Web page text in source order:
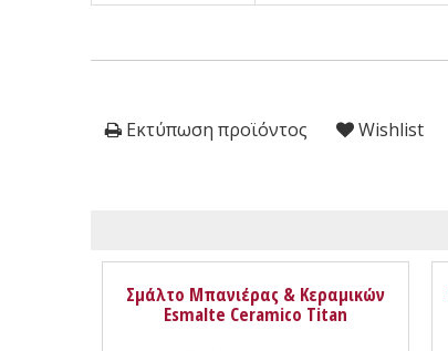
Εκτύπωση προϊόντος Wishlist
Σμάλτο Μπανιέρας & Κεραμικών
Esmalte Ceramico Titan